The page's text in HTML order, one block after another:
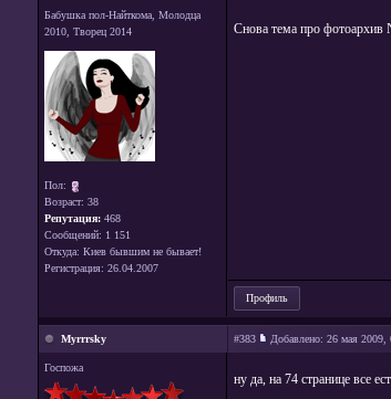
Бабушка пол-Найткома, Молодцa
2010, Творец 2014
Пол:
Возраст: 38
Репутация: 468
Сообщений: 1 151
Откуда: Киев бывшим не бывает!
Регистрация: 26.04.2007
Снова тема про фотоархив
Профиль
Myrrrsky
Госпожа
#383 Добавлено: 26 мая 2009,
ну да, на 74 странице все